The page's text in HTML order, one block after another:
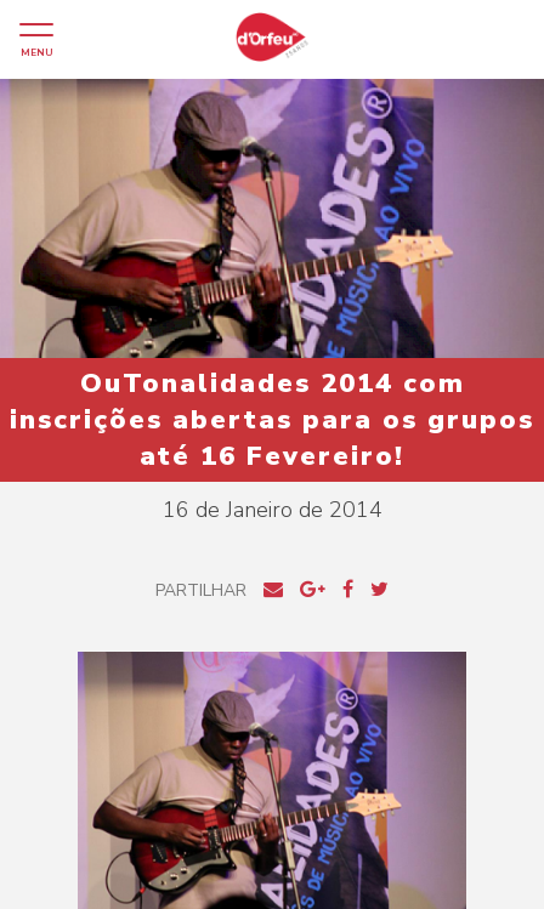
MENU
OuTonalidades 2014 com
inscrições abertas para os grupos
até 16 Fevereiro!
16 de Janeiro de 2014
PARTILHAR